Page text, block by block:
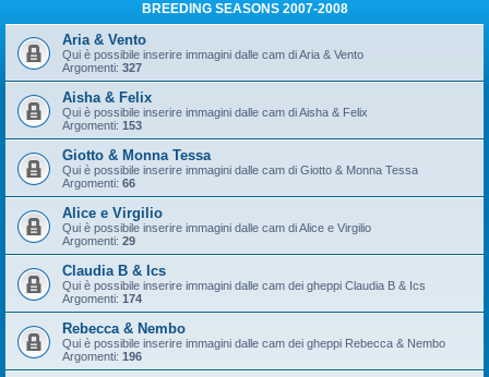
BREEDING SEASONS 2007-2008
Aria & Vento
Qui è possibile inserire immagini dalle cam di Aria & Vento
Argomenti: 327
Aisha & Felix
Qui è possibile inserire immagini dalle cam di Aisha & Felix
Argomenti: 153
Giotto & Monna Tessa
Qui è possibile inserire immagini dalle cam di Giotto & Monna Tessa
Argomenti: 66
Alice e Virgilio
Qui è possibile inserire immagini dalle cam di Alice e Virgilio
Argomenti: 29
Claudia B & Ics
Qui è possibile inserire immagini dalle cam dei gheppi Claudia B & Ics
Argomenti: 174
Rebecca & Nembo
Qui è possibile inserire immagini dalle cam dei gheppi Rebecca & Nembo
Argomenti: 196